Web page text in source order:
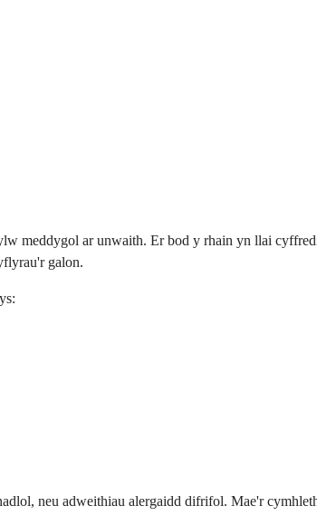
meddygol ar unwaith. Er bod y rhain yn llai
galon.
neu adweithiau alergaidd difrifol. Mae'r